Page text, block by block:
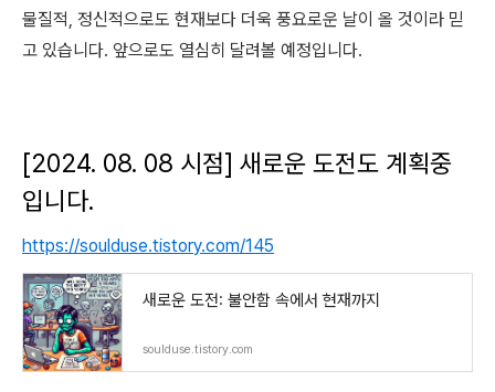
물질적, 정신적으로도 현재보다 더욱 풍요로운 날이 올 것이라 믿
고 있습니다. 앞으로도 열심히 달려볼 예정입니다.
[2024. 08. 08 시점] 새로운 도전도 계획중
입니다.
https://soulduse.tistory.com/145
새로운 도전: 불안함 속에서 현재까지
soulduse.tistory.com